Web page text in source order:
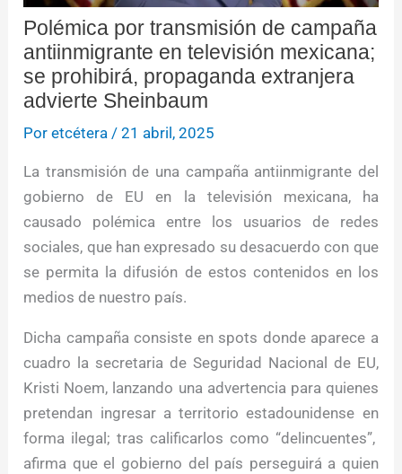
Polémica por transmisión de campaña
antiinmigrante en televisión mexicana;
se prohibirá, propaganda extranjera
advierte Sheinbaum
Poretcétera /21 abril, 2025
La transmisión de una campaña antiinmigrante del
gobierno de EU en la televisión mexicana, ha
causado polémica entre los usuarios de redes
sociales, que han expresado su desacuerdo con que
se permita la difusión de estos contenidos en los
medios de nuestro país.
Dicha campaña consiste en spots donde aparece a
cuadro la secretaria de Seguridad Nacional de EU,
Kristi Noem, lanzando una advertencia para quienes
pretendan ingresar a territorio estadounidense en
forma ilegal; tras calificarlos como “delincuentes”,
afirma que el gobierno del país perseguirá a quien